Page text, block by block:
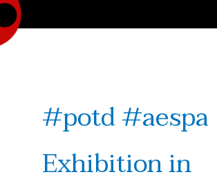
Skip
to
content
#potd #aespa
Exhibition in